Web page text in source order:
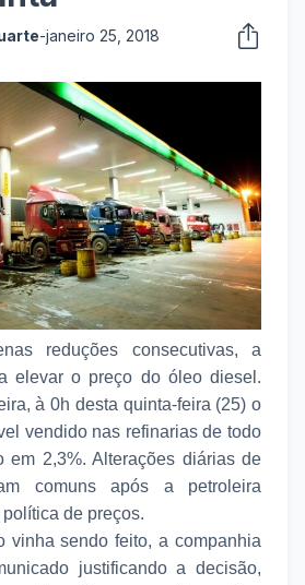
-janeiro 25, 2018
reduções consecutivas, a
elevar o preço do óleo diesel.
à 0h desta quinta-feira (25) o
vendido nas refinarias de todo
em 2,3%. Alterações diárias de
comuns após a petroleira
de preços.
vinha sendo feito, a companhia
justificando a decisão,